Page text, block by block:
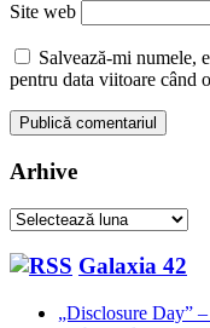
Site web
Salvează-mi numele,
pentru data viitoare când
Arhive
Arhive
Galaxia 42
„Disclosure Day”